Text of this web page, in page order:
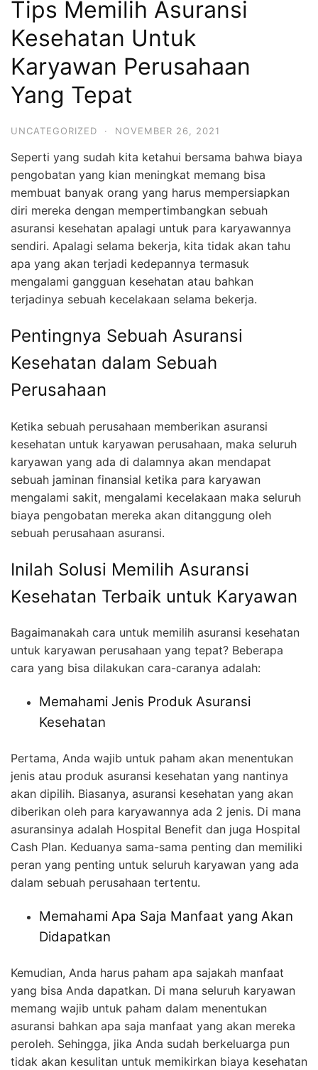
Tips Memilih Asuransi
Kesehatan Untuk
Karyawan Perusahaan
Yang Tepat
UNCATEGORIZED · NOVEMBER 26, 2021
Seperti yang sudah kita ketahui bersama bahwa biaya
pengobatan yang kian meningkat memang bisa
membuat banyak orang yang harus mempersiapkan
diri mereka dengan mempertimbangkan sebuah
asuransi kesehatan apalagi untuk para karyawannya
sendiri. Apalagi selama bekerja, kita tidak akan tahu
apa yang akan terjadi kedepannya termasuk
mengalami gangguan kesehatan atau bahkan
terjadinya sebuah kecelakaan selama bekerja.
Pentingnya Sebuah Asuransi
Kesehatan dalam Sebuah
Perusahaan
Ketika sebuah perusahaan memberikan asuransi
kesehatan untuk karyawan perusahaan, maka seluruh
karyawan yang ada di dalamnya akan mendapat
sebuah jaminan finansial ketika para karyawan
mengalami sakit, mengalami kecelakaan maka seluruh
biaya pengobatan mereka akan ditanggung oleh
sebuah perusahaan asuransi.
Inilah Solusi Memilih Asuransi
Kesehatan Terbaik untuk Karyawan
Bagaimanakah cara untuk memilih asuransi kesehatan
untuk karyawan perusahaan yang tepat? Beberapa
cara yang bisa dilakukan cara-caranya adalah:
Memahami Jenis Produk Asuransi
Kesehatan
Pertama, Anda wajib untuk paham akan menentukan
jenis atau produk asuransi kesehatan yang nantinya
akan dipilih. Biasanya, asuransi kesehatan yang akan
diberikan oleh para karyawannya ada 2 jenis. Di mana
asuransinya adalah Hospital Benefit dan juga Hospital
Cash Plan. Keduanya sama-sama penting dan memiliki
peran yang penting untuk seluruh karyawan yang ada
dalam sebuah perusahaan tertentu.
Memahami Apa Saja Manfaat yang Akan
Didapatkan
Kemudian, Anda harus paham apa sajakah manfaat
yang bisa Anda dapatkan. Di mana seluruh karyawan
memang wajib untuk paham dalam menentukan
asuransi bahkan apa saja manfaat yang akan mereka
peroleh. Sehingga, jika Anda sudah berkeluarga pun
tidak akan kesulitan untuk memikirkan biaya kesehatan